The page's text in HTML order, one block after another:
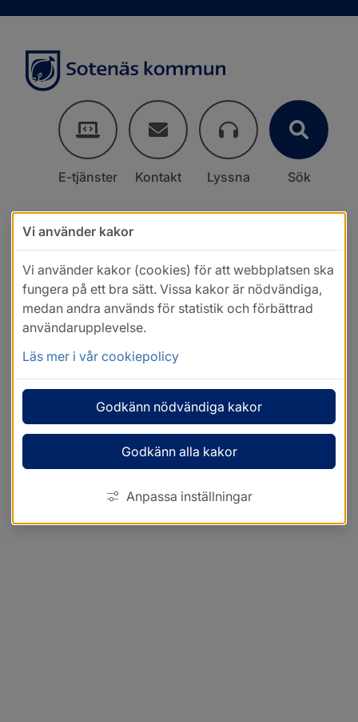
E-tjänster Kontakt Lyssna Sök
Vi använder kakor
Vi använder kakor (cookies) för att webbplatsen ska
fungera på ett bra sätt. Vissa kakor är nödvändiga,
medan andra används för statistik och förbättrad
användarupplevelse.
Läs mer i vår cookiepolicy
Godkänn nödvändiga kakor
Godkänn alla kakor
Anpassa inställningar